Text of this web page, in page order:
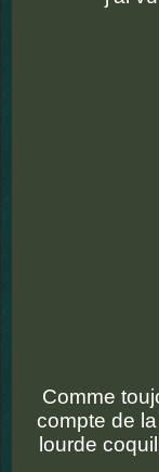
Comme
compte de
lourde